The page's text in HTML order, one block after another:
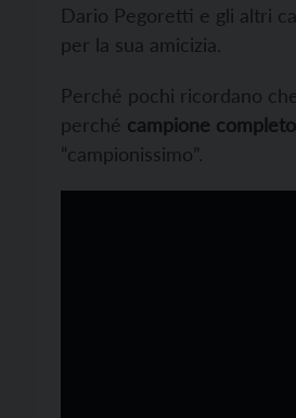
Dario Pegoretti e gli altri
per la sua amicizia.
Perché pochi ricordano
perché campione completo
“campionissimo”.